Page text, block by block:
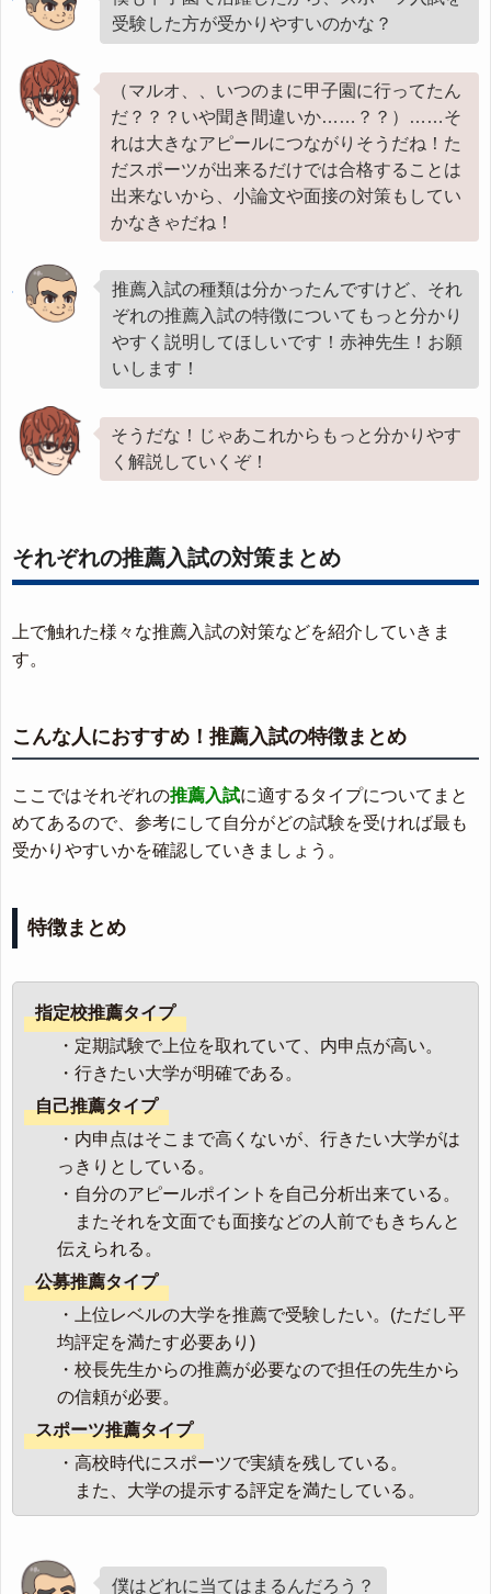
受験した方が受かりやすいのかな？
（マルオ、、いつのまに甲子園に行ってたん
だ？？？いや聞き間違いか……？？）……そ
れは大きなアピールにつながりそうだね！た
だスポーツが出来るだけでは合格することは
出来ないから、小論文や面接の対策もしてい
かなきゃだね！
推薦入試の種類は分かったんですけど、それ
ぞれの推薦入試の特徴についてもっと分かり
やすく説明してほしいです！赤神先生！お願
いします！
そうだな！じゃあこれからもっと分かりやす
く解説していくぞ！
それぞれの推薦入試の対策まとめ
上で触れた様々な推薦入試の対策などを紹介していきま
す。
こんな人におすすめ！推薦入試の特徴まとめ
ここではそれぞれの推薦入試に適するタイプについてまと
めてあるので、参考にして自分がどの試験を受ければ最も
受かりやすいかを確認していきましょう。
特徴まとめ
指定校推薦タイプ
・定期試験で上位を取れていて、内申点が高い。
・行きたい大学が明確である。
自己推薦タイプ
・内申点はそこまで高くないが、行きたい大学がは
っきりとしている。
・自分のアピールポイントを自己分析出来ている。
またそれを文面でも面接などの人前でもきちんと
伝えられる。
公募推薦タイプ
・上位レベルの大学を推薦で受験したい。(ただし平
均評定を満たす必要あり)
・校長先生からの推薦が必要なので担任の先生から
の信頼が必要。
スポーツ推薦タイプ
・高校時代にスポーツで実績を残している。
また、大学の提示する評定を満たしている。
僕はどれに当てはまるんだろう？